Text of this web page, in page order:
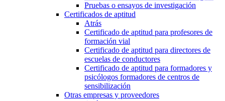
Pruebas o ensayos de investigación
Certificados de aptitud
Atrás
Certificado de aptitud para profesores de
formación vial
Certificado de aptitud para directores de
escuelas de conductores
Certificado de aptitud para formadores y
psicólogos formadores de centros de
sensibilización
Otras empresas y proveedores